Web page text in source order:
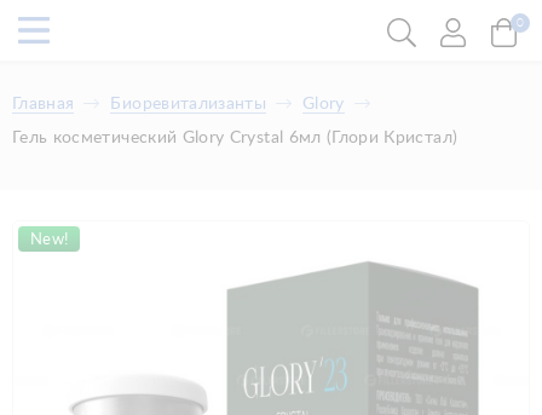
0
Главная Биоревитализанты
Glory
Гель косметический Glory Crystal 6мл (Глори Кристал)
New!